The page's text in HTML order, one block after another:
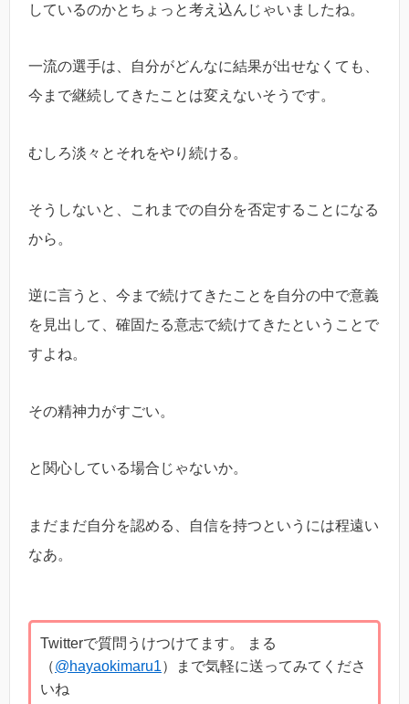
しているのかとちょっと考え込んじゃいましたね。
一流の選手は、自分がどんなに結果が出せなくても、
今まで継続してきたことは変えないそうです。
むしろ淡々とそれをやり続ける。
そうしないと、これまでの自分を否定することになる
から。
逆に言うと、今まで続けてきたことを自分の中で意義
を見出して、確固たる意志で続けてきたということで
すよね。
その精神力がすごい。
と関心している場合じゃないか。
まだまだ自分を認める、自信を持つというには程遠い
なあ。
Twitterで質問うけつけてます。 まる
（@hayaokimaru1）まで気軽に送ってみてくださ
いね